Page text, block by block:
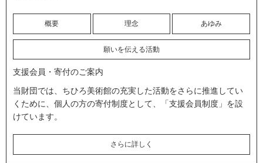
概要 理念 あゆみ
願いを伝える活動
支援会員・寄付のご案内
当財団では、ちひろ美術館の充実した活動をさらに推進してい
くために、個人の方の寄付制度として、「支援会員制度」を設
けています。
さらに詳しく